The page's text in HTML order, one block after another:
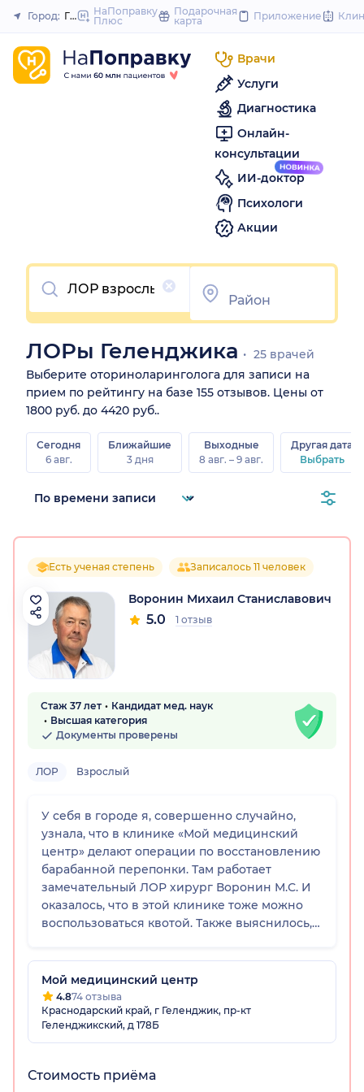
to
Закрыть
Город: ГеленджикНаПоправку
Плюс
Подарочная
карта
Приложение
Врачи
Услуги
Диагностика
Онлайн-
консультации
ИИ-доктор
Психологи
Акции
Очистить
ЛОРы Геленджика
25 врачей
Выберите оториноларинголога для записи на
прием по рейтингу на базе 155 отзывов. Цены от
1800 руб. до 4420 руб..
Сегодня
6 авг.
Ближайшие
3 дня
Выходные
8 авг. – 9 авг.
Другая дата
Выбрать
Есть ученая степень Записалось 11 человек
Воронин Михаил Станиславович
5.0 1 отзыв
Стаж 37 лет
Кандидат мед. наук
Высшая категория
Документы проверены
ЛОР Взрослый
У себя в городе я, совершенно случайно,
узнала, что в клинике «Мой медицинский
центр» делают операции по восстановлению
барабанной перепонки. Там работает
замечательный ЛОР хирург Воронин М.С. И
оказалось, что в этой клинике тоже можно
воспользоваться квотой. Также выяснилось,
наружное ухо. Во время осмотра, врач с
помощью видеоотоскопа показал мне мою
перфорацию в ухе, которая показалась мне
больше, чем она была перед операцией в
Краснодаре. Я не стала дожидаться очереди
на повторную операцию в краевой клинике
Условия этой больницы, условия в самой
Мой медицинский центр
4.874 отзыва
Краснодарский край, г Геленджик, пр-кт
Геленджикский, д 178Б
Стоимость приёма